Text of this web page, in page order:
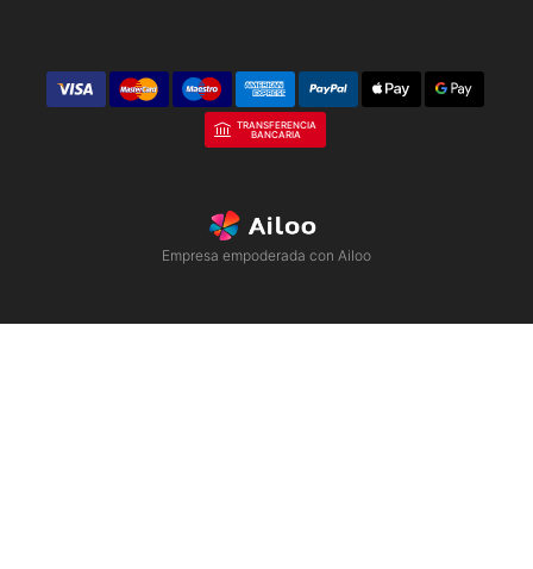
TRANSFERENCIA
BANCARIA
Empresa empoderada con Ailoo